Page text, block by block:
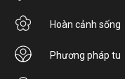
Hoàn cảnh sống
Phương pháp tu